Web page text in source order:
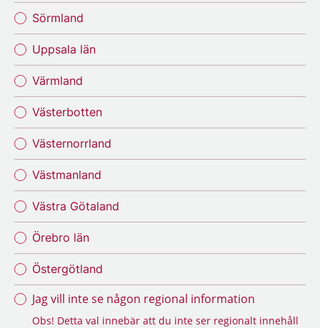
Sörmland
Uppsala län
Värmland
Västerbotten
Västernorrland
Västmanland
Västra Götaland
Örebro län
Östergötland
Jag vill inte se någon regional information
Obs! Detta val innebär att du inte ser regionalt innehåll